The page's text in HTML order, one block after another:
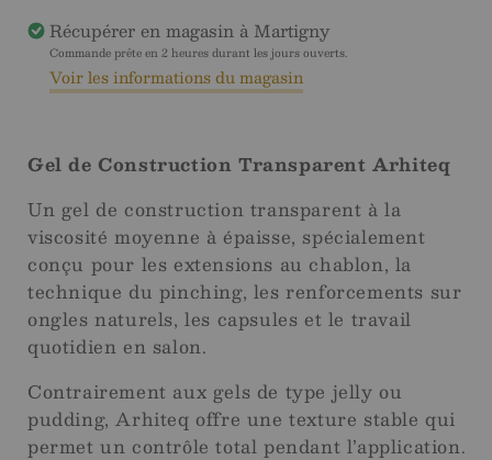
clear
strong
builder
ml
clear
strong
builder
ml
Récupérer en magasin à Martigny
Commande prête en 2 heures durant les jours ouverts.
Voir les informations du magasin
Gel de Construction Transparent Arhiteq
Un gel de construction transparent à la
viscosité moyenne à épaisse, spécialement
conçu pour les extensions au chablon, la
technique du pinching, les renforcements sur
ongles naturels, les capsules et le travail
quotidien en salon.
Contrairement aux gels de type jelly ou
pudding, Arhiteq offre une texture stable qui
permet un contrôle total pendant l’application.